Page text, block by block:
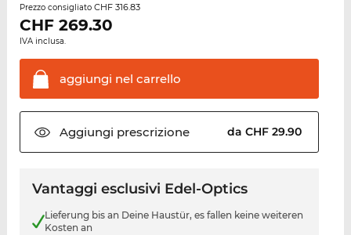
Prezzo consigliato CHF 316.83
CHF 269.30
IVA inclusa.
aggiungi nel carrello
Aggiungi prescrizione da CHF 29.90
Vantaggi esclusivi Edel-Optics
Lieferung bis an Deine Haustür, es fallen keine weiteren
Kosten an